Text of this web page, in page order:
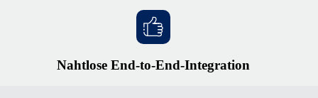
Nahtlose End-to-End-Integration